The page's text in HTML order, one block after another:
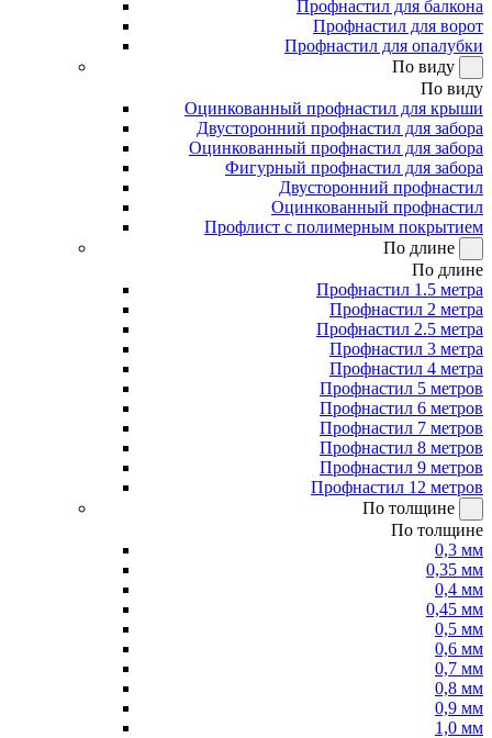
Профнастил для балкона
Профнастил для ворот
Профнастил для опалубки
По виду
По виду
Оцинкованный профнастил для крыши
Двусторонний профнастил для забора
Оцинкованный профнастил для забора
Фигурный профнастил для забора
Двусторонний профнастил
Оцинкованный профнастил
Профлист с полимерным покрытием
По длине
По длине
Профнастил 1.5 метра
Профнастил 2 метра
Профнастил 2.5 метра
Профнастил 3 метра
Профнастил 4 метра
Профнастил 5 метров
Профнастил 6 метров
Профнастил 7 метров
Профнастил 8 метров
Профнастил 9 метров
Профнастил 12 метров
По толщине
По толщине
0,3 мм
0,35 мм
0,4 мм
0,45 мм
0,5 мм
0,6 мм
0,7 мм
0,8 мм
0,9 мм
1,0 мм